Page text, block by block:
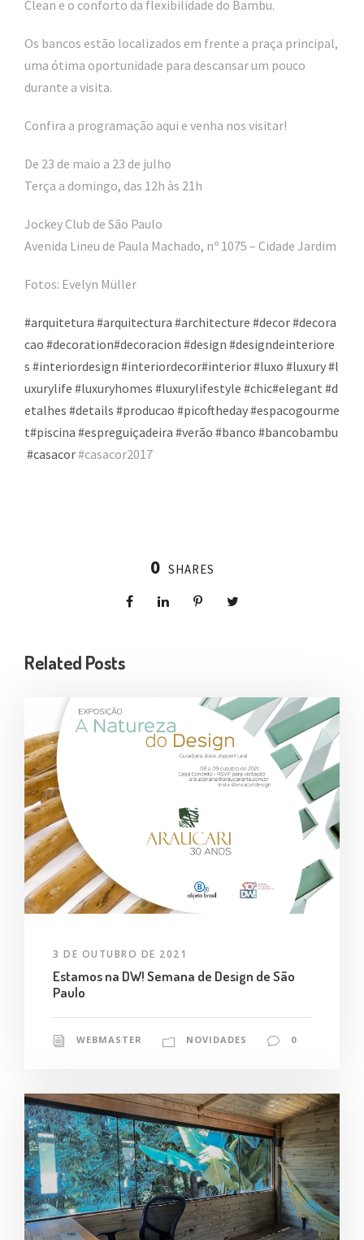
Clean e o conforto da flexibilidade do Bambu.
Os bancos estão localizados em frente a praça principal,
uma ótima oportunidade para descansar um pouco
durante a visita.
Confira a programação aqui e venha nos visitar!
De 23 de maio a 23 de julho
Terça a domingo, das 12h às 21h
Jockey Club de São Paulo
Avenida Lineu de Paula Machado, nº 1075 – Cidade Jardim
Fotos: Evelyn Müller
#arquitetura #arquitectura #architecture #decor#decora
cao #decoration#decoracion #design #designdeinteriore
s #interiordesign #interiordecor#interior#luxo #luxury#l
uxurylife #luxuryhomes #luxurylifestyle #chic#elegant #d
etalhes #details #producao #picoftheday#espacogourme
t#piscina #espreguiçadeira #verão #banco #bancobambu
#casacor#casacor2017
0 SHARES
Related Posts
3 DE OUTUBRO DE 2021
Estamos na DW! Semana de Design de São
Paulo
WEBMASTER NOVIDADES 0